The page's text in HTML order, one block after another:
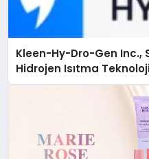
Kleen-Hy-Dro-Gen Inc.,
Hidrojen Isıtma
Düzenleyici Onaylarını